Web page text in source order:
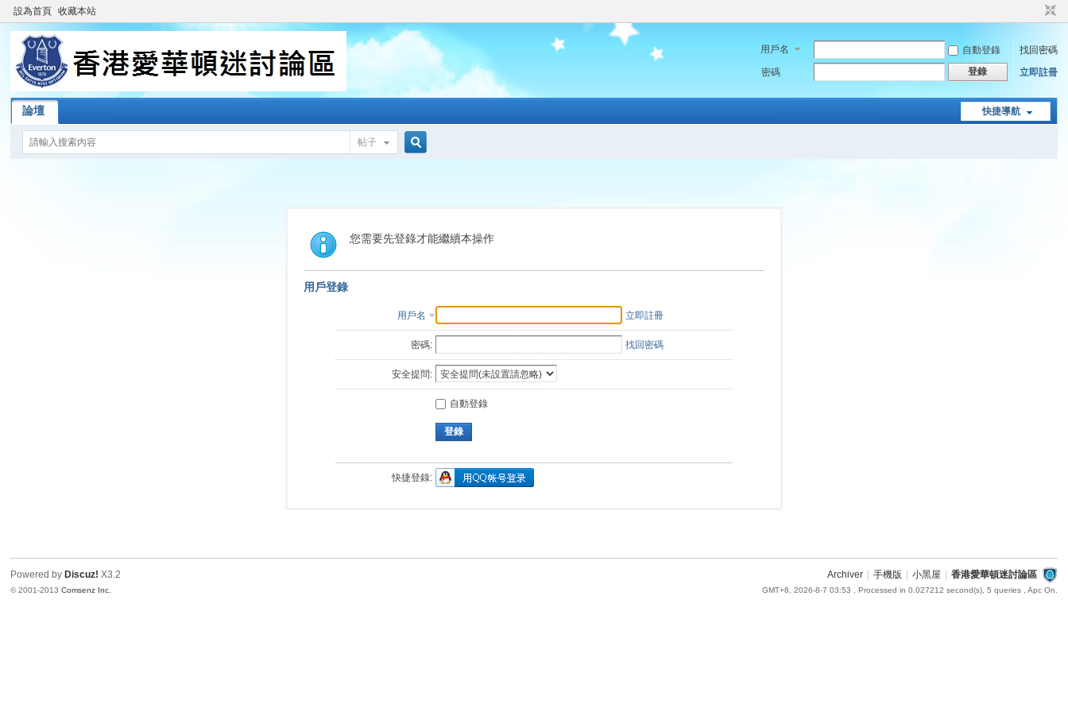
設為首頁 收藏本站
用戶名 自動登錄
找回密碼
密碼
登錄 立即註冊
快捷導航
論壇
帖子
索
您需要先登錄才能繼續本操作
用戶登錄
用戶名 立即註冊
密碼: 找回密碼
安全提問:
自動登錄
登錄
快捷登錄:
Archiver 手機版 小黑屋 香港愛華頓迷討論區
GMT+8, 2026-8-7 03:53 , Processed in 0.027212 second(s), 5 queries , Apc On.
Powered by Discuz! X3.2
© 2001-2013Comsenz Inc.